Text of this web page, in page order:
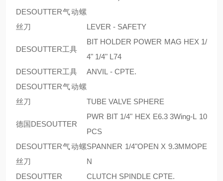
DESOUTTER气动螺
丝刀
LEVER - SAFETY
DESOUTTER工具
BIT HOLDER POWER MAG HEX 1/
4" 1/4" L74
DESOUTTER工具
ANVIL - CPTE.
DESOUTTER气动螺
丝刀
TUBE VALVE SPHERE
德国DESOUTTER
PWR BIT 1/4" HEX E6.3 3Wing-L 10
PCS
DESOUTTER气动螺
丝刀
SPANNER 1/4"OPEN X 9.3MMOPE
N
DESOUTTER
CLUTCH SPINDLE CPTE.